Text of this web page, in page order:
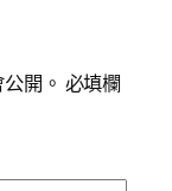
開。 必填欄